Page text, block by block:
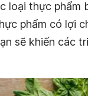
loại thực phẩm
phẩm có lợi
sẽ khiến các